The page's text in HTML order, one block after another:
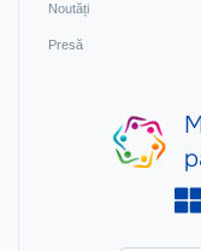
Noutăți
Presă